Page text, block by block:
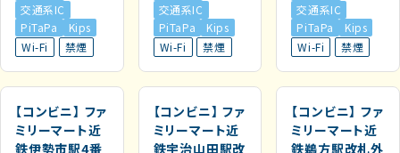
交通系IC
PiTaPa
Kips
Wi-Fi
禁煙
交通系IC
PiTaPa
Kips
Wi-Fi
禁煙
交通系IC
PiTaPa
Kips
Wi-Fi
禁煙
【コンビニ】 ファ
ミリーマート近
鉄伊勢市駅4番
【コンビニ】 ファ
ミリーマート近
鉄宇治山田駅改
【コンビニ】 ファ
ミリーマート近
鉄鵜方駅改札外